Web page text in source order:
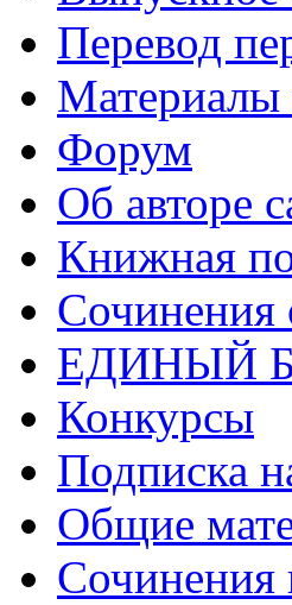
Перевод
Форум
Об авторе
Книжная
Cочинения
ЕДИНЫЙ
Конкурсы
Подписка
Общие
Сочинения